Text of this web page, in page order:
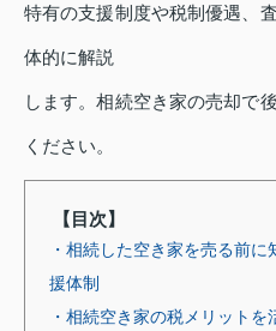
特有の支援制度や税制優遇、
体的に解説
します。相続空き家の売却で
ください。
【目次】
・相続した空き家を売る前
援体制
・相続空き家の税メリットを